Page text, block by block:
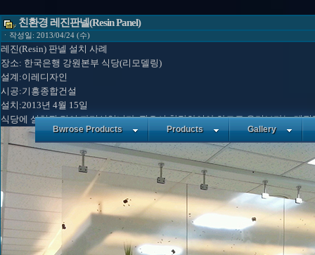
Bwrose Products Products Gallery
친환경 레진판넬(Resin Panel)
ㆍ작성일: 2013/04/24 (수)
레진(Resin) 판넬 설치 사례
장소: 한국은행 강원본부 식당(리모델링)
설계:이레디자인
시공:기흥종합건설
설치:2013년 4월 15일
식당에 설치된 간이 파티션입니다. 필요시 착탈하여야 하므로 유리보다는 레